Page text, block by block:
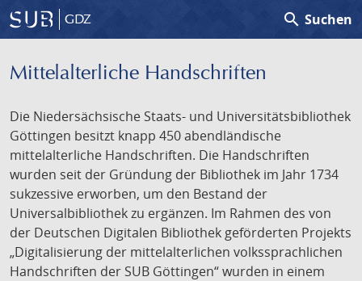
GDZ search Suchen
Mittelalterliche Handschriften
Die Niedersächsische Staats- und Universitätsbibliothek
Göttingen besitzt knapp 450 abendländische
mittelalterliche Handschriften. Die Handschriften
wurden seit der Gründung der Bibliothek im Jahr 1734
sukzessive erworben, um den Bestand der
Universalbibliothek zu ergänzen. Im Rahmen des von
der Deutschen Digitalen Bibliothek geförderten Projekts
„Digitalisierung der mittelalterlichen volkssprachlichen
Handschriften der SUB Göttingen“ wurden in einem